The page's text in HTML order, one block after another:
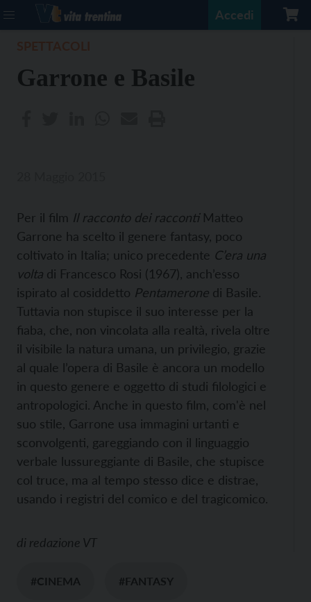
Accedi
Garrone e Basile
Per il film Il racconto dei raccontiMatteo
Garrone ha scelto il genere fantasy, poco
coltivato in Italia; unico precedente C’era una
volta di Francesco Rosi (1967), anch’esso
ispirato al cosiddetto Pentamerone di Basile.
Tuttavia non stupisce il suo interesse per la
fiaba, che, non vincolata alla realtà, rivela oltre
il visibile la natura umana, un privilegio, grazie
al quale l’opera di Basile è ancora un modello
in questo genere e oggetto di studi filologici e
antropologici. Anche in questo film, com'è nel
suo stile, Garrone usa immagini urtanti e
sconvolgenti, gareggiando con il linguaggio
verbale lussureggiante di Basile, che stupisce
col truce, ma al tempo stesso dice e distrae,
usando i registri del comico e del tragicomico.
di redazione VT
#CINEMA #FANTASY